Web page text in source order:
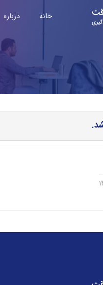
خانه درباره